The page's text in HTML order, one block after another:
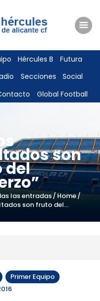
Hércules B
Futura
Secciones
Social
Global Football
son
del
las entradas
Home
son fruto del...
Primer Equipo